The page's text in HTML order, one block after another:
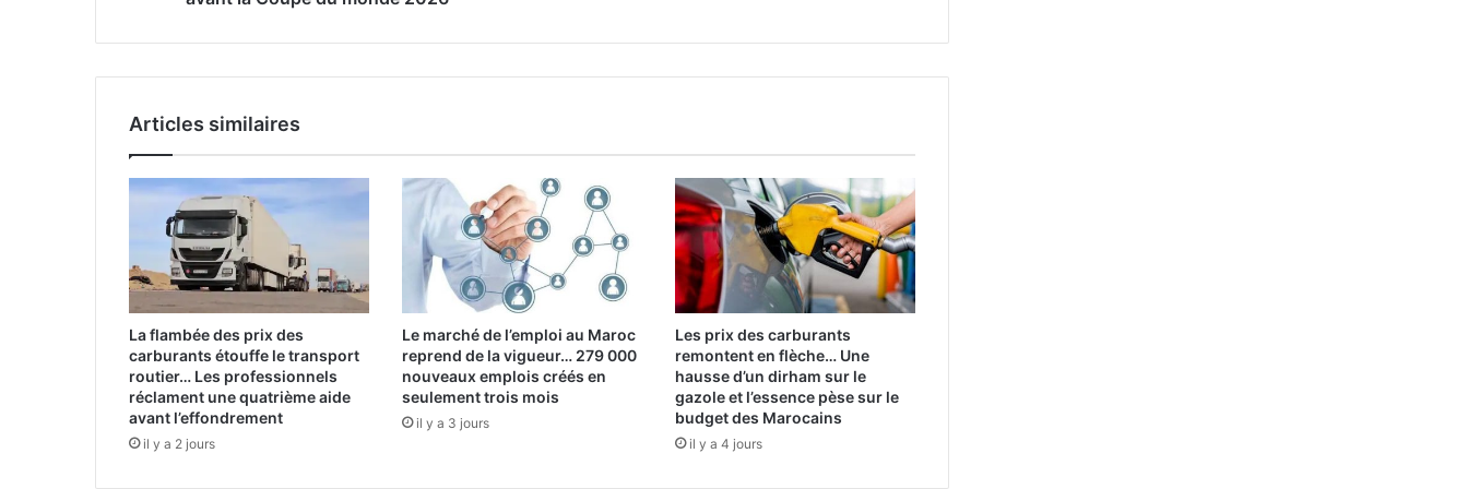
monde
2026
Articles similaires
La flambée des prix des
carburants étouffe le transport
routier… Les professionnels
réclament une quatrième aide
avant l’effondrement
il y a 2 jours
Le marché de l’emploi au Maroc
reprend de la vigueur… 279 000
nouveaux emplois créés en
seulement trois mois
il y a 3 jours
Les prix des carburants
remontent en flèche… Une
hausse d’un dirham sur le
gazole et l’essence pèse sur le
budget des Marocains
il y a 4 jours